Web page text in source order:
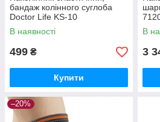
бандаж колінного суглоба
Doctor Life KS-10
В наявності
499 ₴
Купити
В
3
–20%